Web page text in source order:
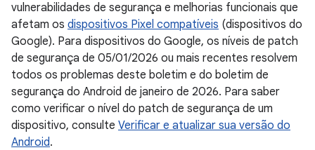
vulnerabilidades de segurança e melhorias funcionais que
afetam os dispositivos Pixel compatíveis (dispositivos do
Google). Para dispositivos do Google, os níveis de patch
de segurança de 05/01/2026 ou mais recentes resolvem
todos os problemas deste boletim e do boletim de
segurança do Android de janeiro de 2026. Para saber
como verificar o nível do patch de segurança de um
dispositivo, consulte Verificar e atualizar sua versão do
Android.